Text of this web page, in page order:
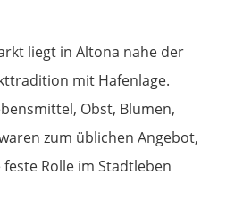
liegt in Altona nahe der
mit Hafenlage.
Obst, Blumen,
zum üblichen Angebot,
Rolle im Stadtleben